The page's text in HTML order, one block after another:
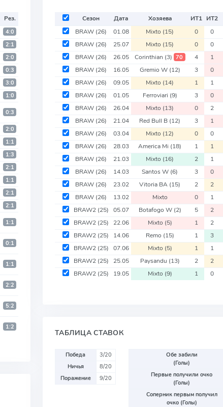
Рез.
4:0
2:1
2:0
0:3
3:0
1:0
0:3
2:0
1:1
1:3
2:1
1:1
2:1
2:1
1:1
0:1
1:1
2:2
5:2
1:2
Сезон Дата Хозяева ИТ1 ИТ2
BRAW (26) 01.08 Mixto (15) 0 0
BRAW (26) 25.07 Mixto (15) 0 0
BRAW (26) 26.05 Corinthian (3) 70 4 1
BRAW (26) 16.05 Gremio W (12) 3 0
BRAW (26) 09.05 Mixto (14) 1 1
BRAW (26) 01.05 Ferroviari (9) 3 0
BRAW (26) 26.04 Mixto (13) 0 2
BRAW (26) 21.04 Red Bull B (12) 3 1
BRAW (26) 03.04 Mixto (12) 0 0
BRAW (26) 28.03 America Mi (18) 1 1
BRAW (26) 21.03 Mixto (16) 2 1
BRAW (26) 14.03 Santos W (6) 3 0
BRAW (26) 23.02 Vitoria BA (15) 2 2
BRAW (26) 13.02 Mixto 0 1
BRAW2 (25) 05.07 Botafogo W (2) 5 2
BRAW2 (25) 22.06 Mixto (5) 1 2
BRAW2 (25) 14.06 Remo (15) 1 3
BRAW2 (25) 07.06 Mixto (5) 1 1
BRAW2 (25) 25.05 Paysandu (13) 2 2
BRAW2 (25) 19.05 Mixto (9) 1 0
ТАБЛИЦА СТАВОК
Победа
3/20
Ничья
8/20
Поражение
9/20
Обе забили
(Голы)
Первые получили очко
(Голы)
Соперник первым получил
очко (Голы)